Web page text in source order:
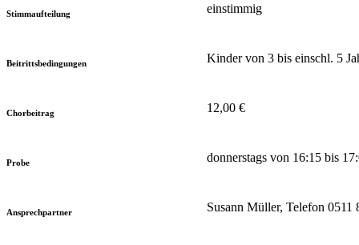
Stimmaufteilung einstimmig
Beitrittsbedingungen Kinder von 3 bis einschl. 5
Chorbeitrag 12,00 €
Probe donnerstags von 16:15 bis
Ansprechpartner Susann Müller, Telefon 0511